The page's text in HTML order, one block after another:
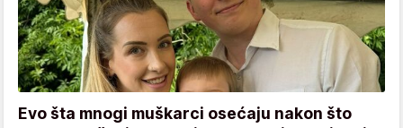
Evo šta mnogi muškarci osećaju nakon što